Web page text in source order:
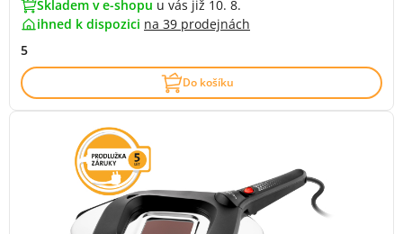
Skladem v e-shopu u vás již 10. 8.
ihned k dispozici na 39 prodejnách
5
Do košíku